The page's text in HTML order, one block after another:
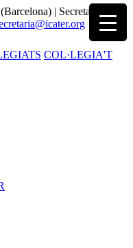
| Secretaria 93
COL·LEGIA'T